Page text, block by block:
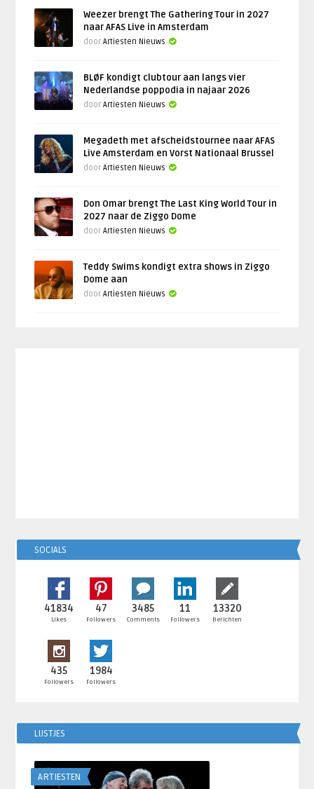
Weezer brengt The Gathering Tour in 2027
naar AFAS Live in Amsterdam
doorArtiesten Nieuws
BLØF kondigt clubtour aan langs vier
Nederlandse poppodia in najaar 2026
doorArtiesten Nieuws
Megadeth met afscheidstournee naar AFAS
Live Amsterdam en Vorst Nationaal Brussel
doorArtiesten Nieuws
Don Omar brengt The Last King World Tour in
2027 naar de Ziggo Dome
doorArtiesten Nieuws
Teddy Swims kondigt extra shows in Ziggo
Dome aan
doorArtiesten Nieuws
SOCIALS
41834
Likes
47
Followers
3485
Comments
11
Followers
13320
Berichten
435
Followers
1984
Followers
LIJSTJES
ARTIESTEN